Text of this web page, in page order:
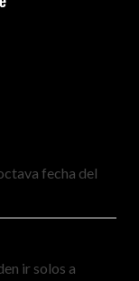
fecha del
ir solos a